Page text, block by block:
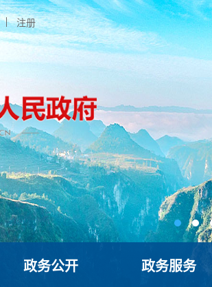
注册
政务公开 政务服务